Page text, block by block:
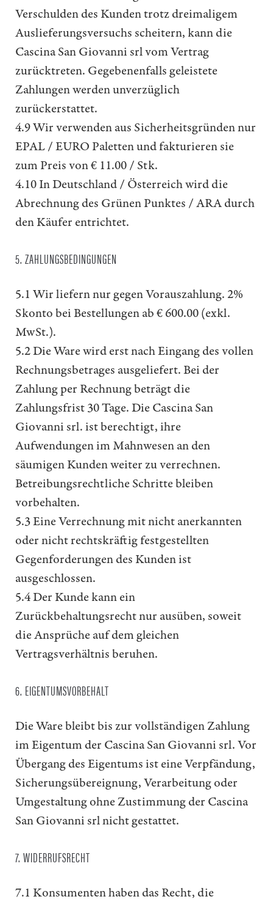
Verschulden des Kunden trotz dreimaligem
Auslieferungsversuchs scheitern, kann die
Cascina San Giovanni srl vom Vertrag
zurücktreten. Gegebenenfalls geleistete
Zahlungen werden unverzüglich
zurückerstattet.
4.9 Wir verwenden aus Sicherheitsgründen nur
EPAL / EURO Paletten und fakturieren sie
zum Preis von € 11.00 / Stk.
4.10 In Deutschland / Österreich wird die
Abrechnung des Grünen Punktes / ARA durch
den Käufer entrichtet.
5. ZAHLUNGSBEDINGUNGEN
5.1 Wir liefern nur gegen Vorauszahlung. 2%
Skonto bei Bestellungen ab € 600.00 (exkl.
MwSt.).
5.2 Die Ware wird erst nach Eingang des vollen
Rechnungsbetrages ausgeliefert. Bei der
Zahlung per Rechnung beträgt die
Zahlungsfrist 30 Tage. Die Cascina San
Giovanni srl. ist berechtigt, ihre
Aufwendungen im Mahnwesen an den
säumigen Kunden weiter zu verrechnen.
Betreibungsrechtliche Schritte bleiben
vorbehalten.
5.3 Eine Verrechnung mit nicht anerkannten
oder nicht rechtskräftig festgestellten
Gegenforderungen des Kunden ist
ausgeschlossen.
5.4 Der Kunde kann ein
Zurückbehaltungsrecht nur ausüben, soweit
die Ansprüche auf dem gleichen
Vertragsverhältnis beruhen.
6. EIGENTUMSVORBEHALT
Die Ware bleibt bis zur vollständigen Zahlung
im Eigentum der Cascina San Giovanni srl. Vor
Übergang des Eigentums ist eine Verpfändung,
Sicherungsübereignung, Verarbeitung oder
Umgestaltung ohne Zustimmung der Cascina
San Giovanni srl nicht gestattet.
7. WIDERRUFSRECHT
7.1 Konsumenten haben das Recht, die